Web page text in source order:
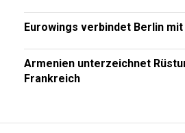
Eurowings verbindet Berlin
Armenien unterzeichnet
Frankreich